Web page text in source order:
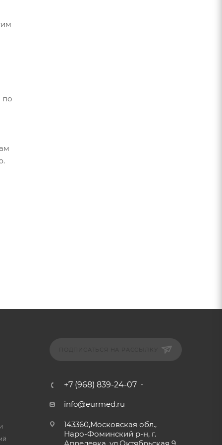
по
+7 (968) 839-24-07
info@eurmed.ru
143360,Московская обл.,
Наро-Фоминский р-н, г.